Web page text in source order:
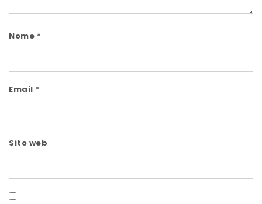
Nome *
Email *
Sito web